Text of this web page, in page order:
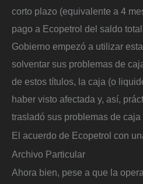
corto plazo (equivalente a 4
pago a Ecopetrol del saldo
Gobierno empezó a utilizar
solventar sus problemas de
de estos títulos, la caja (o
haber visto afectada y, así,
trasladó sus problemas de
El acuerdo de Ecopetrol con
Archivo Particular
Ahora bien, pese a que la